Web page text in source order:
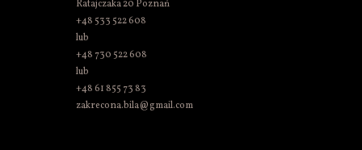
Ratajczaka 20 Poznań
+48 533 522 608
lub
+48 730 522 608
lub
+48 61 855 73 83
zakrecona.bila@gmail.com